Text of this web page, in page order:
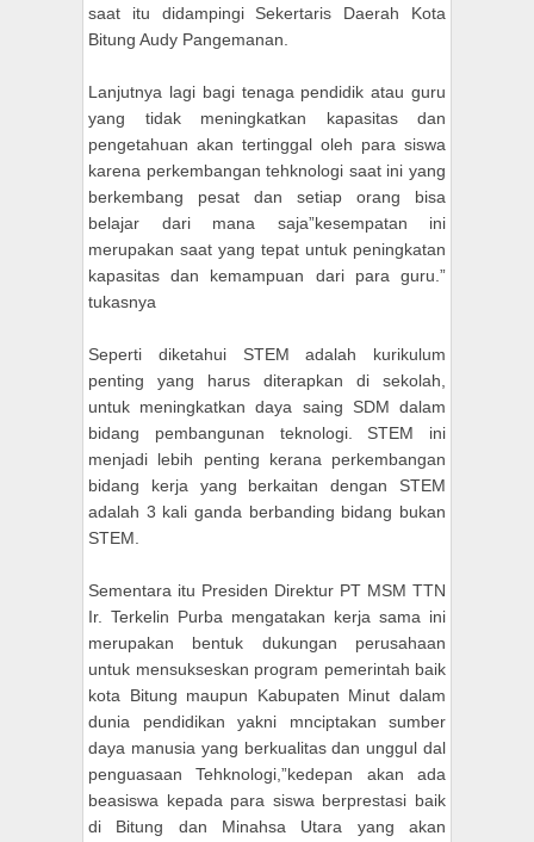
saat itu didampingi Sekertaris Daerah Kota
Bitung Audy Pangemanan.
Lanjutnya lagi bagi tenaga pendidik atau guru
yang tidak meningkatkan kapasitas dan
pengetahuan akan tertinggal oleh para siswa
karena perkembangan tehknologi saat ini yang
berkembang pesat dan setiap orang bisa
belajar dari mana saja”kesempatan ini
merupakan saat yang tepat untuk peningkatan
kapasitas dan kemampuan dari para guru.”
tukasnya
Seperti diketahui STEM adalah kurikulum
penting yang harus diterapkan di sekolah,
untuk meningkatkan daya saing SDM dalam
bidang pembangunan teknologi. STEM ini
menjadi lebih penting kerana perkembangan
bidang kerja yang berkaitan dengan STEM
adalah 3 kali ganda berbanding bidang bukan
STEM.
Sementara itu Presiden Direktur PT MSM TTN
Ir. Terkelin Purba mengatakan kerja sama ini
merupakan bentuk dukungan perusahaan
untuk mensukseskan program pemerintah baik
kota Bitung maupun Kabupaten Minut dalam
dunia pendidikan yakni mnciptakan sumber
daya manusia yang berkualitas dan unggul dal
penguasaan Tehknologi,”kedepan akan ada
beasiswa kepada para siswa berprestasi baik
di Bitung dan Minahsa Utara yang akan